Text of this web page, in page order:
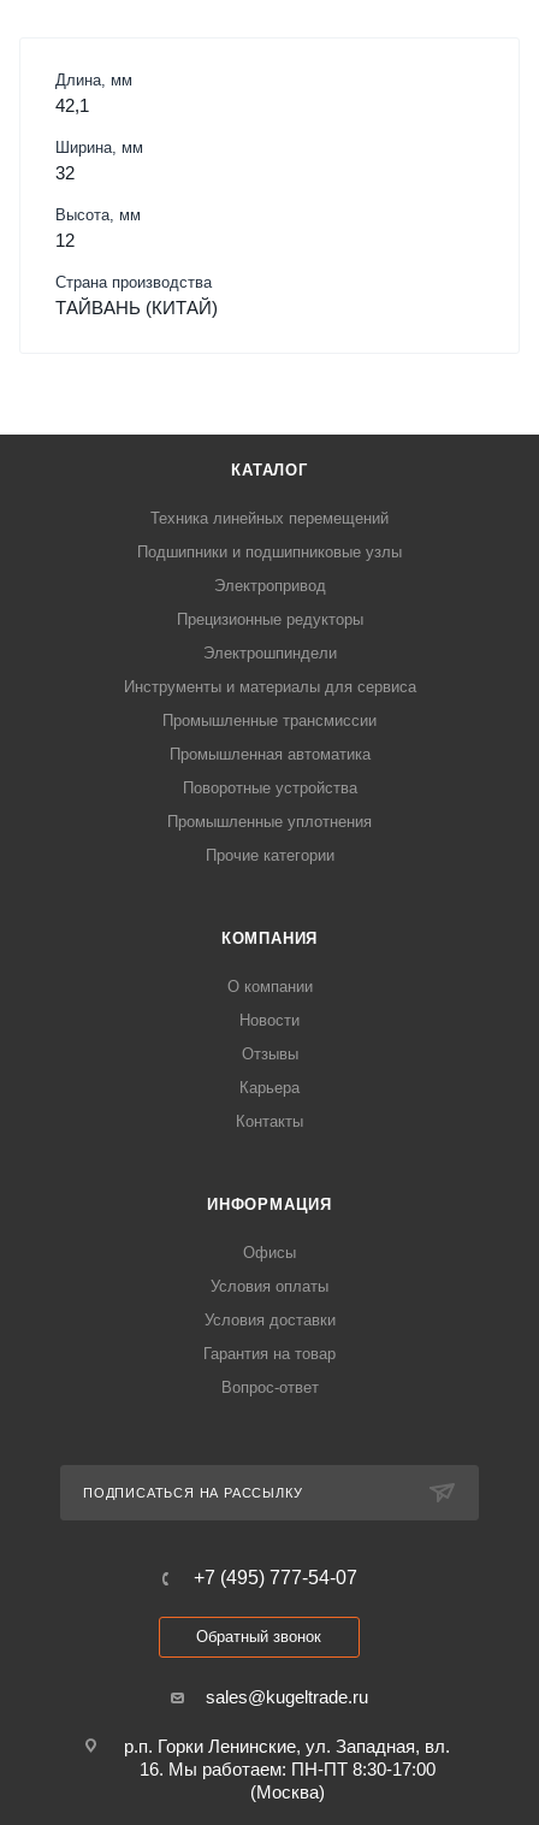
Длина, мм
42,1
Ширина, мм
32
Высота, мм
12
Страна производства
ТАЙВАНЬ (КИТАЙ)
КАТАЛОГ
Техника линейных перемещений
Подшипники и подшипниковые узлы
Электропривод
Прецизионные редукторы
Электрошпиндели
Инструменты и материалы для сервиса
Промышленные трансмиссии
Промышленная автоматика
Поворотные устройства
Промышленные уплотнения
Прочие категории
КОМПАНИЯ
О компании
Новости
Отзывы
Карьера
Контакты
ИНФОРМАЦИЯ
Офисы
Условия оплаты
Условия доставки
Гарантия на товар
Вопрос-ответ
ПОДПИСАТЬСЯ НА РАССЫЛКУ
+7 (495) 777-54-07
Обратный звонок
sales@kugeltrade.ru
р.п. Горки Ленинские, ул. Западная, вл.
16. Мы работаем: ПН-ПТ 8:30-17:00
(Москва)